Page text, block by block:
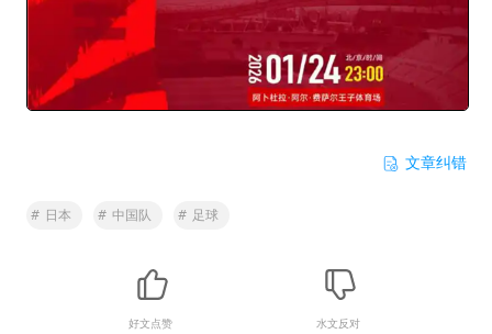
文章纠错
# 日本 # 中国队 # 足球
好文点赞 水文反对